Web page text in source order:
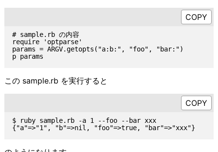
# sample.rb の内容
require 'optparse'
params = ARGV.getopts("a:b:", "foo", "bar:")
この sample.rb を実行すると
$ ruby sample.rb -a 1 --foo --bar xxx